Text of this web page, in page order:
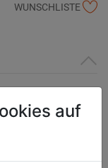
WUNSCHLISTE
schlagfestesauf